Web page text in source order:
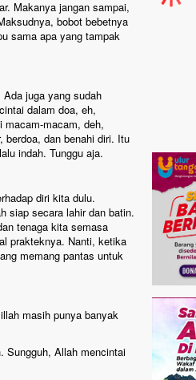
Makanya jangan sampai,
bobot bebetnya
sama apa yang tampak
juga yang sudah
dalam doa, eh,
macam-macam, deh,
berdoa, dan benahi diri. Itu
indah. Tunggu aja.
diri kita dulu.
siap secara lahir dan batin.
tenaga kita semasa
prakteknya. Nanti, ketika
memang pantas untuk
masih punya banyak
Sungguh, Allah mencintai